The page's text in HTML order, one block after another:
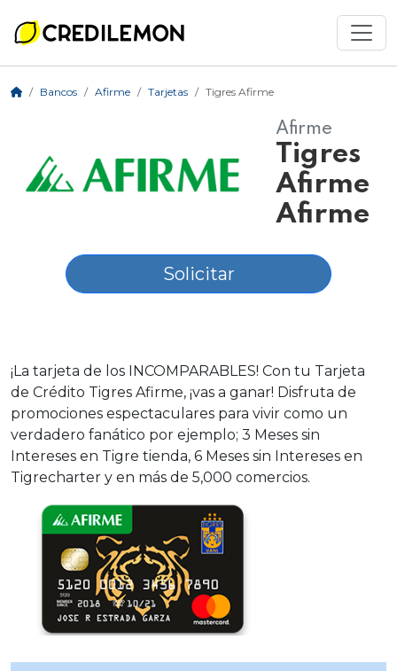
Bancos Afirme Tarjetas Tigres Afirme
Afirme
Tigres
Afirme
Afirme
Solicitar
¡La tarjeta de los INCOMPARABLES! Con tu Tarjeta
de Crédito Tigres Afirme, ¡vas a ganar! Disfruta de
promociones espectaculares para vivir como un
verdadero fanático por ejemplo; 3 Meses sin
Intereses en Tigre tienda, 6 Meses sin Intereses en
Tigrecharter y en más de 5,000 comercios.